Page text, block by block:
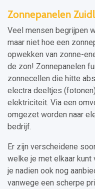
Zonnepanelen
Veel mensen begrijpen
maar niet hoe een
opwekken van zonne-
de zon! Zonnepanelen
zonnecellen die hitte
electra deeltjes
elektriciteit. Via een
omgezet worden naar
bedrijf.
Er zijn verscheidene
welke je met elkaar kunt
je nadien ook nog
vanwege een scherpe